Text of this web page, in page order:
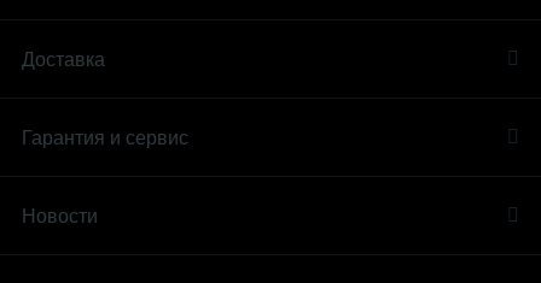
Доставка
Гарантия и сервис
Новости